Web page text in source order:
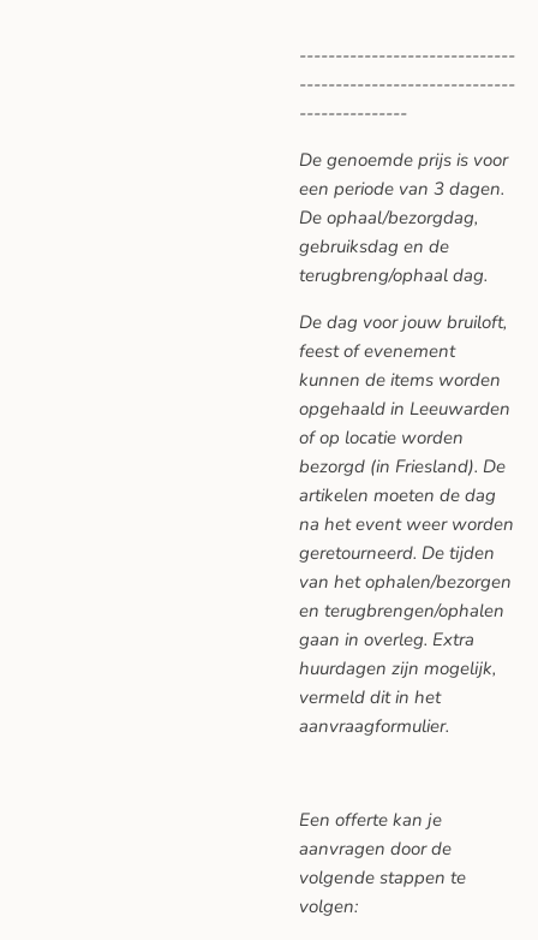
------------------------------
------------------------------
---------------
De genoemde prijs is voor
een periode van 3 dagen.
De ophaal/bezorgdag,
gebruiksdag en de
terugbreng/ophaal dag.
De dag voor jouw bruiloft,
feest of evenement
kunnen de items worden
opgehaald in Leeuwarden
of op locatie worden
bezorgd (in Friesland). De
artikelen moeten de dag
na het event weer worden
geretourneerd. De tijden
van het ophalen/bezorgen
en terugbrengen/ophalen
gaan in overleg. Extra
huurdagen zijn mogelijk,
vermeld dit in het
aanvraagformulier.
Een offerte kan je
aanvragen door de
volgende stappen te
volgen: